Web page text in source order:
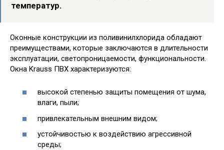
температур.
Оконные конструкции из поливинилхлорида обладают
преимуществами, которые заключаются в длительности
эксплуатации, светопроницаемости, функциональности.
Окна Krauss ПВХ характеризуются:
высокой степенью защиты помещения от шума,
влаги, пыли;
привлекательным внешним видом;
устойчивостью к воздействию агрессивной
среды;